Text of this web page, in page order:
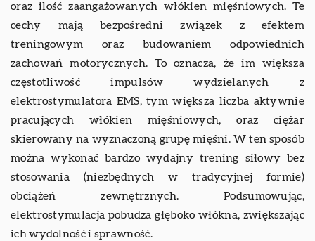
oraz ilość zaangażowanych włókien mięśniowych. Te
cechy mają bezpośredni związek z efektem
treningowym oraz budowaniem odpowiednich
zachowań motorycznych. To oznacza, że im większa
częstotliwość impulsów wydzielanych z
elektrostymulatora EMS, tym większa liczba aktywnie
pracujących włókien mięśniowych, oraz ciężar
skierowany na wyznaczoną grupę mięśni. W ten sposób
można wykonać bardzo wydajny trening siłowy bez
stosowania (niezbędnych w tradycyjnej formie)
obciążeń zewnętrznych. Podsumowując,
elektrostymulacja pobudza głęboko włókna, zwiększając
ich wydolność i sprawność.